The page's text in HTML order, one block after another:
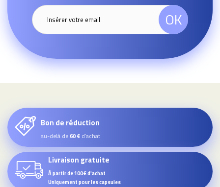
OK
Bon de réduction
au-delà de60 € d’achat
Livraison gratuite
À partir de 100€ d'achat
Uniquement pour les capsules